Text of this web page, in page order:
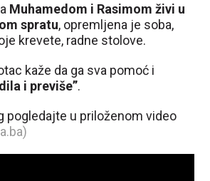
Muhamedom i Rasimom živi u
spratu, opremljena je soba,
krevete, radne stolove.
kaže da ga sva pomoć i
i previše”.
pogledajte u priloženom video